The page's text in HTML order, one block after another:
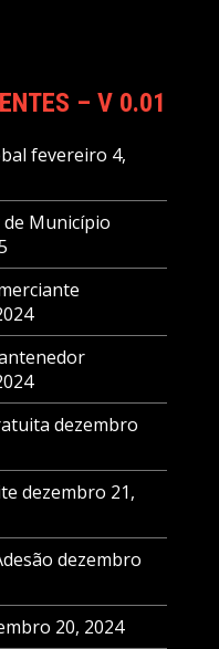
– V 0.01
fevereiro 4,
Município
dezembro
dezembro 21,
dezembro
20, 2024